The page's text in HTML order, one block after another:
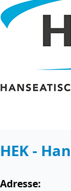
HEK -
Adresse: